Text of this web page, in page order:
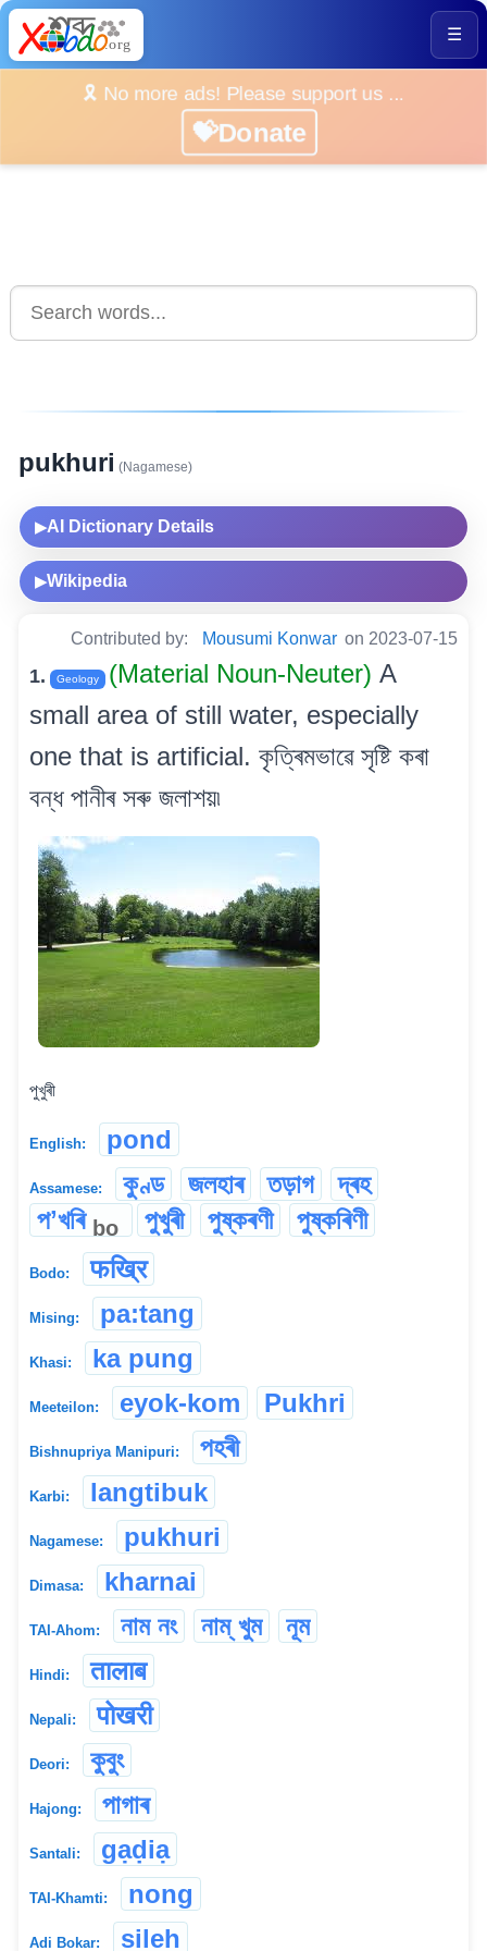
☰
🎗️ No more ads! Please support us ...
💝Donate
pukhuri (Nagamese)
▶AI Dictionary Details
▶Wikipedia
Contributed by: Mousumi Konwar on 2023-07-15
1. Geology (Material Noun-Neuter) A
small area of still water, especially
one that is artificial. কৃত্ৰিমভাৱে সৃষ্টি কৰা
বন্ধ পানীৰ সৰু জলাশয়৷
পুখুৰী
English: pond
Assamese: কুণ্ড জলহাৰ তড়াগ
দ্ৰহ
পʼখৰি bo পুখুৰী পুষ্কৰণী পুষ্কৰিণী
Bodo: फख्रि
Mising: pa:tang
Khasi: ka pung
Meeteilon: eyok-kom Pukhri
Bishnupriya Manipuri: পহৰী
Karbi: langtibuk
Nagamese: pukhuri
Dimasa: kharnai
TAI-Ahom: নাম নং নাম্ খুম নূম
Hindi: तालाब
Nepali: पोखरी
Deori: কুবুং
Hajong: পাগাৰ
Santali: gạḍiạ
TAI-Khamti: nong
Adi Bokar: sileh